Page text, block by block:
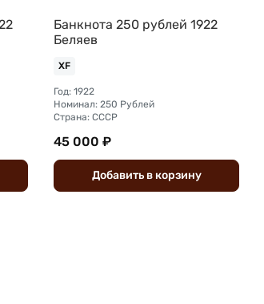
Банкнота 250 рублей 1922
Беляев
XF
Год: 1922
Номинал: 250 Рублей
Страна: СССР
45 000 ₽
Добавить вкорзину